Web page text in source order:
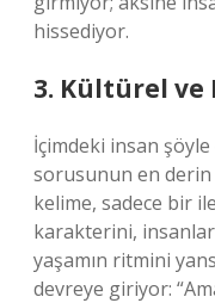
hissediyor.
3. Kültürel ve
İçimdeki insan
sorusunun en derin
kelime, sadece bir
karakterini,
yaşamın ritmini
devreye giriyor: